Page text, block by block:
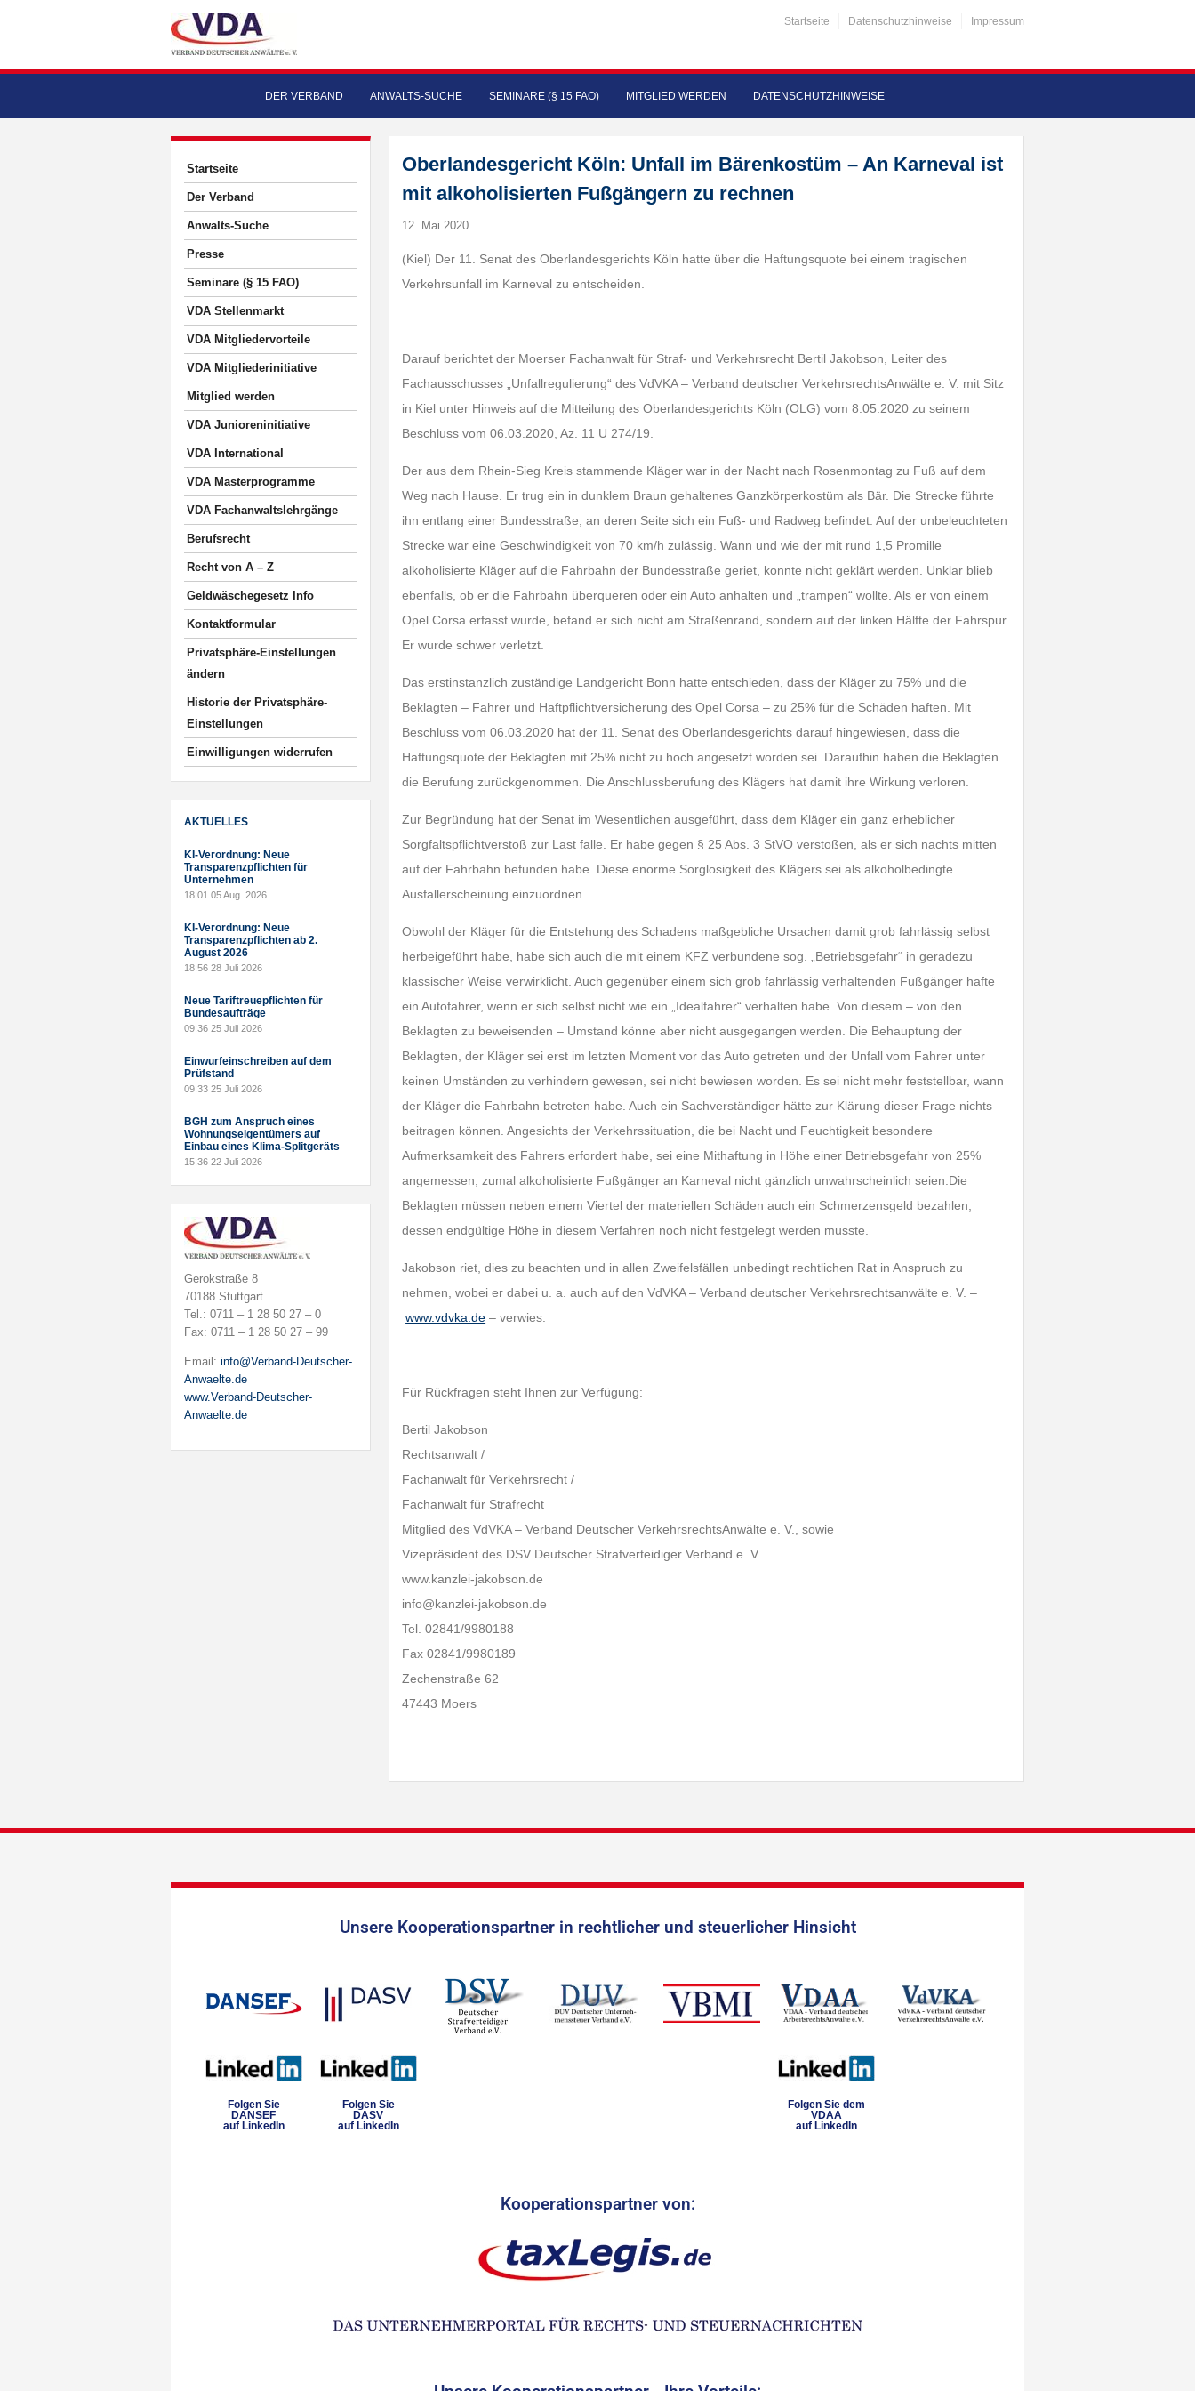
Startseite Datenschutzhinweise Impressum
DER VERBAND ANWALTS-SUCHE SEMINARE (§ 15 FAO) MITGLIED WERDEN DATENSCHUTZHINWEISE
Startseite
Der Verband
Anwalts-Suche
Presse
Seminare (§ 15 FAO)
VDA Stellenmarkt
VDA Mitgliedervorteile
VDA Mitgliederinitiative
Mitglied werden
VDA Junioreninitiative
VDA International
VDA Masterprogramme
VDA Fachanwaltslehrgänge
Berufsrecht
Recht von A – Z
Geldwäschegesetz Info
Kontaktformular
Privatsphäre-Einstellungen
ändern
Historie der Privatsphäre-
Einstellungen
Einwilligungen widerrufen
AKTUELLES
KI-Verordnung: Neue
Transparenzpflichten für
Unternehmen
18:01 05 Aug. 2026
KI-Verordnung: Neue
Transparenzpflichten ab 2.
August 2026
18:56 28 Juli 2026
Neue Tariftreuepflichten für
Bundesaufträge
09:36 25 Juli 2026
Einwurfeinschreiben auf dem
Prüfstand
09:33 25 Juli 2026
BGH zum Anspruch eines
Wohnungseigentümers auf
Einbau eines Klima-Splitgeräts
15:36 22 Juli 2026
Gerokstraße 8
70188 Stuttgart
Tel.: 0711 – 1 28 50 27 – 0
Fax: 0711 – 1 28 50 27 – 99
Email: info@Verband-Deutscher-
Anwaelte.de
www.Verband-Deutscher-
Anwaelte.de
Oberlandesgericht Köln: Unfall im Bärenkostüm – An Karneval ist
mit alkoholisierten Fußgängern zu rechnen
12. Mai 2020
(Kiel) Der 11. Senat des Oberlandesgerichts Köln hatte über die Haftungsquote bei einem tragischen
Verkehrsunfall im Karneval zu entscheiden.
Darauf berichtet der Moerser Fachanwalt für Straf- und Verkehrsrecht Bertil Jakobson, Leiter des
Fachausschusses „Unfallregulierung“ des VdVKA – Verband deutscher VerkehrsrechtsAnwälte e. V. mit Sitz
in Kiel unter Hinweis auf die Mitteilung des Oberlandesgerichts Köln (OLG) vom 8.05.2020 zu seinem
Beschluss vom 06.03.2020, Az. 11 U 274/19.
Der aus dem Rhein-Sieg Kreis stammende Kläger war in der Nacht nach Rosenmontag zu Fuß auf dem
Weg nach Hause. Er trug ein in dunklem Braun gehaltenes Ganzkörperkostüm als Bär. Die Strecke führte
ihn entlang einer Bundesstraße, an deren Seite sich ein Fuß- und Radweg befindet. Auf der unbeleuchteten
Strecke war eine Geschwindigkeit von 70 km/h zulässig. Wann und wie der mit rund 1,5 Promille
alkoholisierte Kläger auf die Fahrbahn der Bundesstraße geriet, konnte nicht geklärt werden. Unklar blieb
ebenfalls, ob er die Fahrbahn überqueren oder ein Auto anhalten und „trampen“ wollte. Als er von einem
Opel Corsa erfasst wurde, befand er sich nicht am Straßenrand, sondern auf der linken Hälfte der Fahrspur.
Er wurde schwer verletzt.
Das erstinstanzlich zuständige Landgericht Bonn hatte entschieden, dass der Kläger zu 75% und die
Beklagten – Fahrer und Haftpflichtversicherung des Opel Corsa – zu 25% für die Schäden haften. Mit
Beschluss vom 06.03.2020 hat der 11. Senat des Oberlandesgerichts darauf hingewiesen, dass die
Haftungsquote der Beklagten mit 25% nicht zu hoch angesetzt worden sei. Daraufhin haben die Beklagten
die Berufung zurückgenommen. Die Anschlussberufung des Klägers hat damit ihre Wirkung verloren.
Zur Begründung hat der Senat im Wesentlichen ausgeführt, dass dem Kläger ein ganz erheblicher
Sorgfaltspflichtverstoß zur Last falle. Er habe gegen § 25 Abs. 3 StVO verstoßen, als er sich nachts mitten
auf der Fahrbahn befunden habe. Diese enorme Sorglosigkeit des Klägers sei als alkoholbedingte
Ausfallerscheinung einzuordnen.
Obwohl der Kläger für die Entstehung des Schadens maßgebliche Ursachen damit grob fahrlässig selbst
herbeigeführt habe, habe sich auch die mit einem KFZ verbundene sog. „Betriebsgefahr“ in geradezu
klassischer Weise verwirklicht. Auch gegenüber einem sich grob fahrlässig verhaltenden Fußgänger hafte
ein Autofahrer, wenn er sich selbst nicht wie ein „Idealfahrer“ verhalten habe. Von diesem – von den
Beklagten zu beweisenden – Umstand könne aber nicht ausgegangen werden. Die Behauptung der
Beklagten, der Kläger sei erst im letzten Moment vor das Auto getreten und der Unfall vom Fahrer unter
keinen Umständen zu verhindern gewesen, sei nicht bewiesen worden. Es sei nicht mehr feststellbar, wann
der Kläger die Fahrbahn betreten habe. Auch ein Sachverständiger hätte zur Klärung dieser Frage nichts
beitragen können. Angesichts der Verkehrssituation, die bei Nacht und Feuchtigkeit besondere
Aufmerksamkeit des Fahrers erfordert habe, sei eine Mithaftung in Höhe einer Betriebsgefahr von 25%
angemessen, zumal alkoholisierte Fußgänger an Karneval nicht gänzlich unwahrscheinlich seien.Die
Beklagten müssen neben einem Viertel der materiellen Schäden auch ein Schmerzensgeld bezahlen,
dessen endgültige Höhe in diesem Verfahren noch nicht festgelegt werden musste.
Jakobson riet, dies zu beachten und in allen Zweifelsfällen unbedingt rechtlichen Rat in Anspruch zu
nehmen, wobei er dabei u. a. auch auf den VdVKA – Verband deutscher Verkehrsrechtsanwälte e. V. –
www.vdvka.de – verwies.
Für Rückfragen steht Ihnen zur Verfügung:
Bertil Jakobson
Rechtsanwalt /
Fachanwalt für Verkehrsrecht /
Fachanwalt für Strafrecht
Mitglied des VdVKA – Verband Deutscher VerkehrsrechtsAnwälte e. V., sowie
Vizepräsident des DSV Deutscher Strafverteidiger Verband e. V.
www.kanzlei-jakobson.de
info@kanzlei-jakobson.de
Tel. 02841/9980188
Fax 02841/9980189
Zechenstraße 62
47443 Moers
Unsere Kooperationspartner in rechtlicher und steuerlicher Hinsicht
Folgen Sie
DANSEF
auf LinkedIn
Folgen Sie
DASV
auf LinkedIn
Folgen Sie dem
VDAA
auf LinkedIn
Kooperationspartner von: